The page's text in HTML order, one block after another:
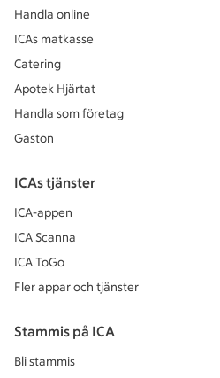
Handla online
ICAs matkasse
Catering
Apotek Hjärtat
Handla som företag
Gaston
ICAs tjänster
ICA-appen
ICA Scanna
ICA ToGo
Fler appar och tjänster
Stammis på ICA
Bli stammis